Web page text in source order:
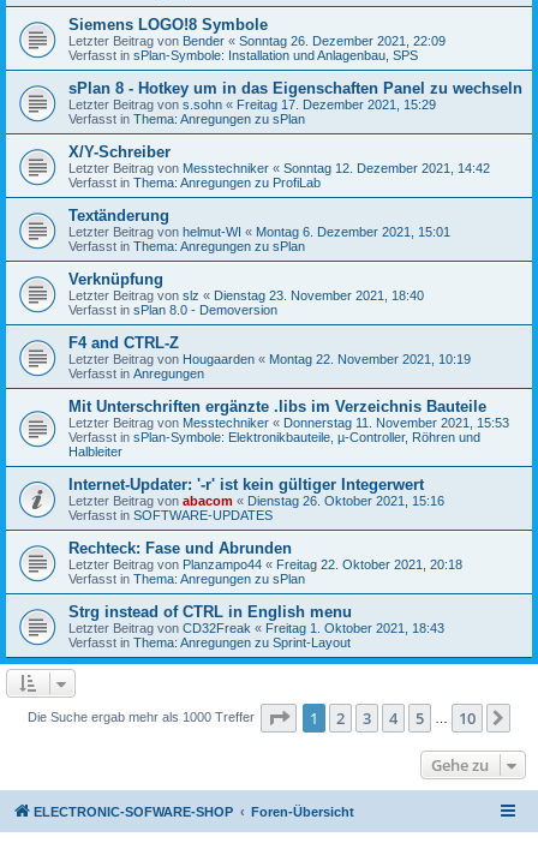
Siemens LOGO!8 Symbole
Letzter Beitrag von Bender « Sonntag 26. Dezember 2021, 22:09
Verfasst in sPlan-Symbole: Installation und Anlagenbau, SPS
sPlan 8 - Hotkey um in das Eigenschaften Panel zu wechseln
Letzter Beitrag von s.sohn « Freitag 17. Dezember 2021, 15:29
Verfasst in Thema: Anregungen zu sPlan
X/Y-Schreiber
Letzter Beitrag von Messtechniker « Sonntag 12. Dezember 2021, 14:42
Verfasst in Thema: Anregungen zu ProfiLab
Textänderung
Letzter Beitrag von helmut-WI « Montag 6. Dezember 2021, 15:01
Verfasst in Thema: Anregungen zu sPlan
Verknüpfung
Letzter Beitrag von slz « Dienstag 23. November 2021, 18:40
Verfasst in sPlan 8.0 - Demoversion
F4 and CTRL-Z
Letzter Beitrag von Hougaarden « Montag 22. November 2021, 10:19
Verfasst in Anregungen
Mit Unterschriften ergänzte .libs im Verzeichnis Bauteile
Letzter Beitrag von Messtechniker « Donnerstag 11. November 2021, 15:53
Verfasst in sPlan-Symbole: Elektronikbauteile, µ-Controller, Röhren und
Halbleiter
Internet-Updater: '-r' ist kein gültiger Integerwert
Letzter Beitrag von abacom « Dienstag 26. Oktober 2021, 15:16
Verfasst in SOFTWARE-UPDATES
Rechteck: Fase und Abrunden
Letzter Beitrag von Planzampo44 « Freitag 22. Oktober 2021, 20:18
Verfasst in Thema: Anregungen zu sPlan
Strg instead of CTRL in English menu
Letzter Beitrag von CD32Freak « Freitag 1. Oktober 2021, 18:43
Verfasst in Thema: Anregungen zu Sprint-Layout
Die Suche ergab mehr als 1000 Treffer Seite 1von 10
1 2 3 4 5 10
Gehe zu
ELECTRONIC-SOFWARE-SHOP Foren-Übersicht